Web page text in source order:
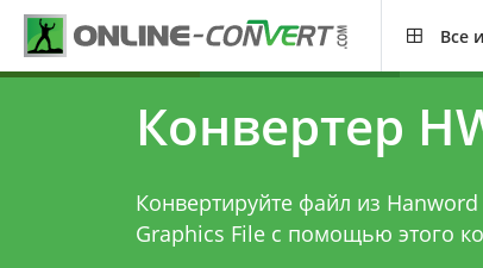
Все
Конвертер
Конвертируйте файл из
Graphics File с помощью этого